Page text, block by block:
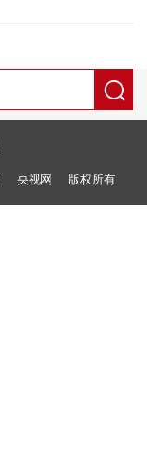
央视网 版权所有